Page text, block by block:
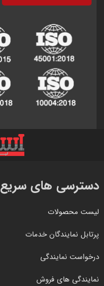
دسترسی های سریع
لیست محصولات
پرتابل نمایندگان خدمات
درخواست نمایندگی
نمایندگی های فروش